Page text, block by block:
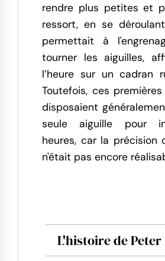
rendre plus petites et
ressort, en se
permettait à
tourner les aiguilles,
l’heure sur un cadran
Toutefois, ces
disposaient
seule aiguille pour
heures, car la précision
n'était pas encore
L'histoire de Peter